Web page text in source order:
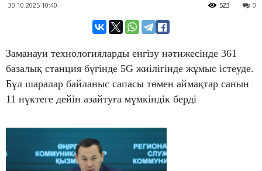
30.10.2025 10:40 0
523
Заманауи технологияларды енгізу нәтижесінде 361
базалық станция бүгінде 5G жиілігінде жұмыс істеуде.
Бұл шаралар байланыс сапасы төмен аймақтар санын
11 нүктеге дейін азайтуға мүмкіндік берді